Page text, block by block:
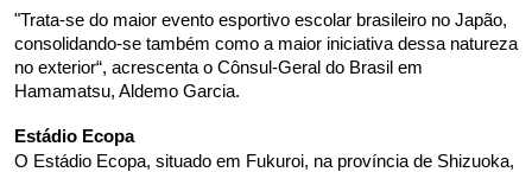
"Trata-se do maior evento esportivo escolar brasileiro no Japão,
consolidando-se também como a maior iniciativa dessa natureza
no exterior“, acrescenta o Cônsul-Geral do Brasil em
Hamamatsu, Aldemo Garcia.
Estádio Ecopa
O Estádio Ecopa, situado em Fukuroi, na província de Shizuoka,